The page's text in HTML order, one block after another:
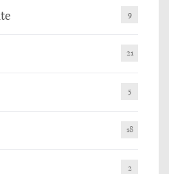
9
21
5
18
2